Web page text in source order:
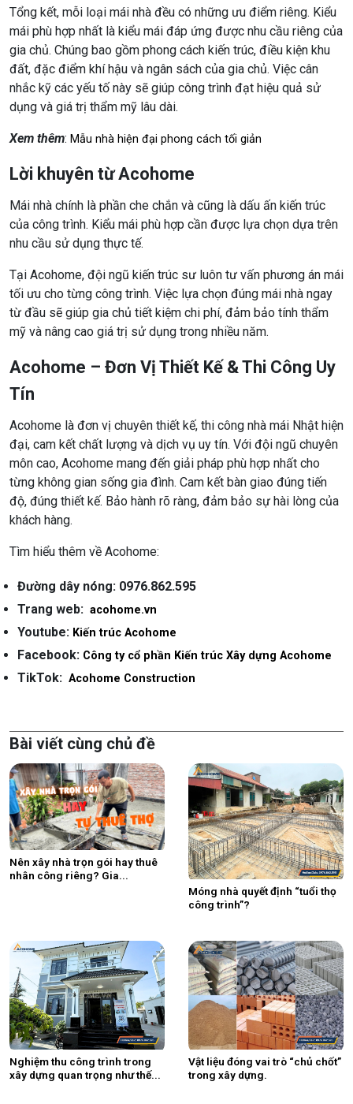
Tổng kết, mỗi loại mái nhà đều có những ưu điểm riêng. Kiểu
mái phù hợp nhất là kiểu mái đáp ứng được nhu cầu riêng của
gia chủ. Chúng bao gồm phong cách kiến trúc, điều kiện khu
đất, đặc điểm khí hậu và ngân sách của gia chủ. Việc cân
nhắc kỹ các yếu tố này sẽ giúp công trình đạt hiệu quả sử
dụng và giá trị thẩm mỹ lâu dài.
Xem thêm: Mẫu nhà hiện đại phong cách tối giản
Lời khuyên từ Acohome
Mái nhà chính là phần che chắn và cũng là dấu ấn kiến trúc
của công trình. Kiểu mái phù hợp cần được lựa chọn dựa trên
nhu cầu sử dụng thực tế.
Tại Acohome, đội ngũ kiến trúc sư luôn tư vấn phương án mái
tối ưu cho từng công trình. Việc lựa chọn đúng mái nhà ngay
từ đầu sẽ giúp gia chủ tiết kiệm chi phí, đảm bảo tính thẩm
mỹ và nâng cao giá trị sử dụng trong nhiều năm.
Acohome – Đơn Vị Thiết Kế & Thi Công Uy
Tín
Acohome là đơn vị chuyên thiết kế, thi công nhà mái Nhật hiện
đại, cam kết chất lượng và dịch vụ uy tín. Với đội ngũ chuyên
môn cao, Acohome mang đến giải pháp phù hợp nhất cho
từng không gian sống gia đình. Cam kết bàn giao đúng tiến
độ, đúng thiết kế. Bảo hành rõ ràng, đảm bảo sự hài lòng của
khách hàng.
Tìm hiểu thêm về Acohome:
Đường dây nóng: 0976.862.595
Trang web: acohome.vn
Youtube: Kiến trúc Acohome
Facebook: Công ty cổ phần Kiến trúc Xây dựng Acohome
TikTok: Acohome Construction
Bài viết cùng chủ đề
Nên xây nhà trọn gói hay thuê
nhân công riêng? Gia...
Móng nhà quyết định “tuổi thọ
công trình”?
Nghiệm thu công trình trong
xây dựng quan trọng như thế...
Vật liệu đóng vai trò “chủ chốt”
trong xây dựng.